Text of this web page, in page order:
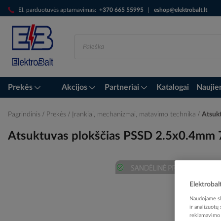
El. parduotuvės aptarnavimas: +370 665 55995 eshop@elektrobalt.lt
Skip
to
Content
Prekės Akcijos Partneriai Katalogai
Pagrindinis Prekės Įrankiai, mechanizmai, matavimo technika
Atsuktuvas plokščias PSSD 2.5x0.4mm
Naudojame
ir analizuotų
reklamavimo